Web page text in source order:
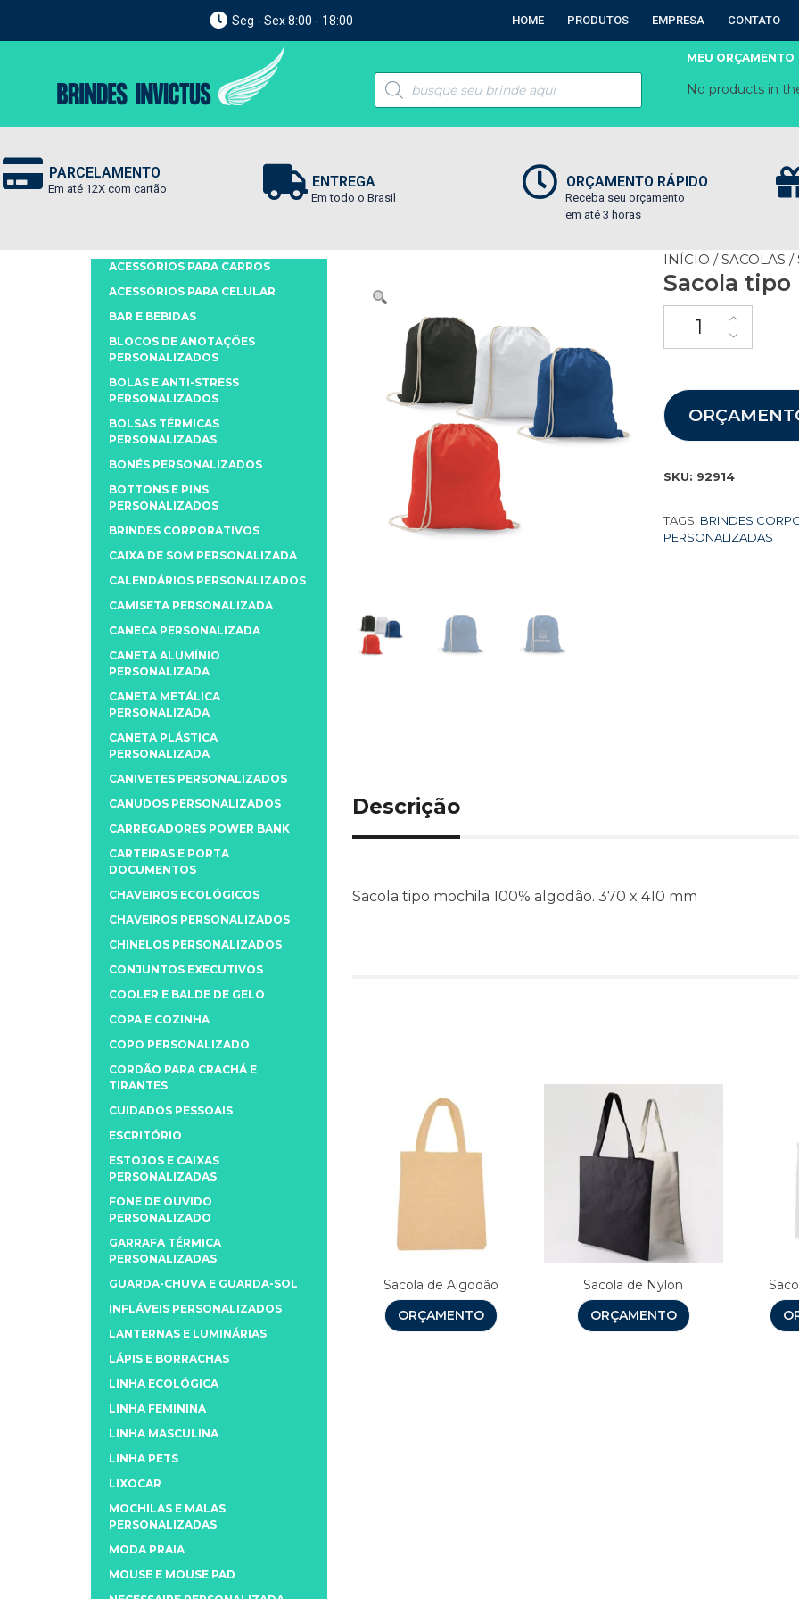
Seg - Sex 8:00 - 18:00 HOME PRODUTOS EMPRESA CONTATO
MEU ORÇAMENTO
No products in
PARCELAMENTO
Em até 12X com cartão ENTREGA
Em todo o Brasil
ORÇAMENTO RÁPIDO
Receba seu orçamento
em até 3 horas
INÍCIO /SACOLAS /
Sacola tipo
SKU: 92914
TAGS: BRINDES
PERSONALIZADAS
Descrição
Sacola tipo mochila 100% algodão. 370 x 410 mm
Sacola de Algodão
ORÇAMENTO
Sacola de Nylon
ORÇAMENTO
ACESSÓRIOS PARA CARROS
ACESSÓRIOS PARA CELULAR
BAR E BEBIDAS
BLOCOS DE ANOTAÇÕES
PERSONALIZADOS
BOLAS E ANTI-STRESS
PERSONALIZADOS
BOLSAS TÉRMICAS
PERSONALIZADAS
BONÉS PERSONALIZADOS
BOTTONS E PINS
PERSONALIZADOS
BRINDES CORPORATIVOS
CAIXA DE SOM PERSONALIZADA
CALENDÁRIOS PERSONALIZADOS
CAMISETA PERSONALIZADA
CANECA PERSONALIZADA
CANETA ALUMÍNIO
PERSONALIZADA
CANETA METÁLICA
PERSONALIZADA
CANETA PLÁSTICA
PERSONALIZADA
CANIVETES PERSONALIZADOS
CANUDOS PERSONALIZADOS
CARREGADORES POWER BANK
CARTEIRAS E PORTA
DOCUMENTOS
CHAVEIROS ECOLÓGICOS
CHAVEIROS PERSONALIZADOS
CHINELOS PERSONALIZADOS
CONJUNTOS EXECUTIVOS
COOLER E BALDE DE GELO
COPA E COZINHA
COPO PERSONALIZADO
CORDÃO PARA CRACHÁ E
TIRANTES
CUIDADOS PESSOAIS
ESCRITÓRIO
ESTOJOS E CAIXAS
PERSONALIZADAS
FONE DE OUVIDO
PERSONALIZADO
GARRAFA TÉRMICA
PERSONALIZADAS
GUARDA-CHUVA E GUARDA-SOL
INFLÁVEIS PERSONALIZADOS
LANTERNAS E LUMINÁRIAS
LÁPIS E BORRACHAS
LINHA ECOLÓGICA
LINHA FEMININA
LINHA MASCULINA
LINHA PETS
LIXOCAR
MOCHILAS E MALAS
PERSONALIZADAS
MODA PRAIA
MOUSE E MOUSE PAD